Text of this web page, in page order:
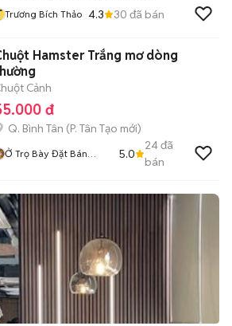
Trương Bích Thảo 4.3 30 đã bán
Hamster Trắng mơ dòng
Cảnh
đ
Q. Bình Tân (P. Tân Tạo mới)
Ở Trọ Bày Đặt Bán
5.0
24đã
bán